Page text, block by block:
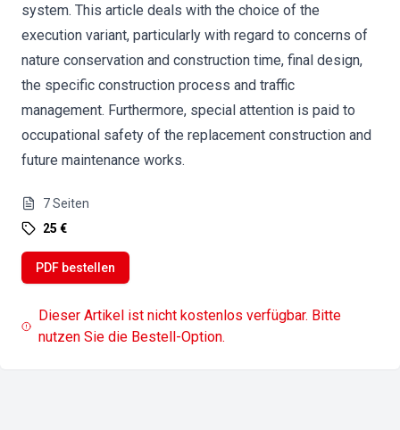
system. This article deals with the choice of the
execution variant, particularly with regard to concerns of
nature conservation and construction time, final design,
the specific construction process and traffic
management. Furthermore, special attention is paid to
occupational safety of the replacement construction and
future maintenance works.
7Seiten
25 €
PDF bestellen
Dieser Artikel ist nicht kostenlos verfügbar. Bitte
nutzen Sie die Bestell-Option.